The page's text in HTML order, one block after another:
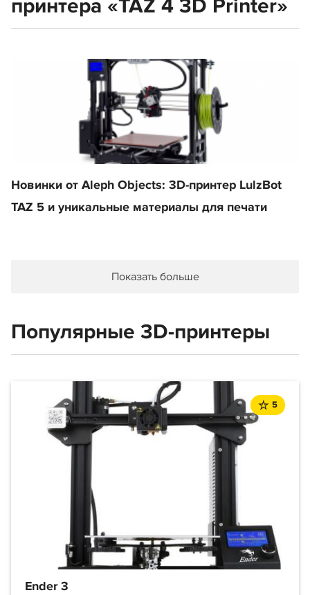
принтера «TAZ 4 3D Printer»
Новинки от Aleph Objects: 3D-принтер LulzBot
TAZ 5 и уникальные материалы для печати
Показать больше
Популярные 3D-принтеры
5
Ender 3